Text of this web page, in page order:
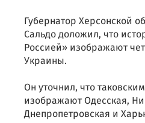
Губернатор Херсонской
Сальдо доложил, что
Россией» изображают
Украины.
Он уточнил, что
изображают Одесская,
Днепропетровская и